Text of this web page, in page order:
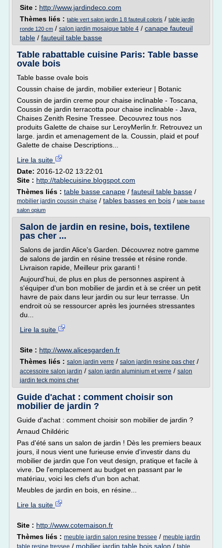
Site : http://www.jardindeco.com
Thèmes liés : table vert salon jardin 1 8 fauteuil coloris / table jardin
ronde 120 cm / salon jardin mosaique table 4 / canape fauteuil
table / fauteuil table basse
Table rabattable cuisine Paris: Table basse
ovale bois
Table basse ovale bois
Coussin chaise de jardin, mobilier exterieur | Botanic
Coussin de jardin creme pour chaise inclinable - Toscana,
Coussin de jardin terracotta pour chaise inclinable - Java,
Chaises Zenith Resine Tressee. Decouvrez tous nos
produits Galette de chaise sur LeroyMerlin.fr. Retrouvez un
large. jardin et amenagement de la. Coussin, plaid et pouf
Galette de chaise Descriptions...
Lire la suite
Date: 2016-12-02 13:22:01
Site : http://tablecuisine.blogspot.com
Thèmes liés : table basse canape / fauteuil table basse /
mobilier jardin coussin chaise / tables basses en bois / table basse
salon opium
Salon de jardin en resine, bois, textilene
pas cher ...
Salons de jardin Alice's Garden. Découvrez notre gamme
de salons de jardin en résine tressée et résine ronde.
Livraison rapide, Meilleur prix garanti !
Aujourd'hui, de plus en plus de personnes aspirent à
s'équiper d'un bon mobilier de jardin et à se créer un petit
havre de paix dans leur jardin ou sur leur terrasse. Un
endroit où se ressourcer après les journées stressantes
du...
Lire la suite
Site : http://www.alicesgarden.fr
Thèmes liés : salon jardin verre / salon jardin resine pas cher /
accessoire salon jardin / salon jardin aluminium et verre / salon
jardin teck moins cher
Guide d'achat : comment choisir son
mobilier de jardin ?
Guide d'achat : comment choisir son mobilier de jardin ?
Arnaud Childéric
Pas d'été sans un salon de jardin ! Dès les premiers beaux
jours, il nous vient une furieuse envie d'investir dans du
mobilier de jardin que l'on veut design, pratique et facile à
vivre. De l'emplacement au budget en passant par le
matériau, voici les clefs d'un bon achat.
Meubles de jardin en bois, en résine...
Lire la suite
Site : http://www.cotemaison.fr
Thèmes liés : meuble jardin salon resine tressee / meuble jardin
table resine tressee / mobilier jardin table bois salon / table